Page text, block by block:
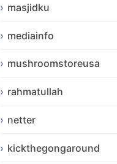
masjidku
mediainfo
mushroomstoreusa
rahmatullah
netter
kickthegongaround